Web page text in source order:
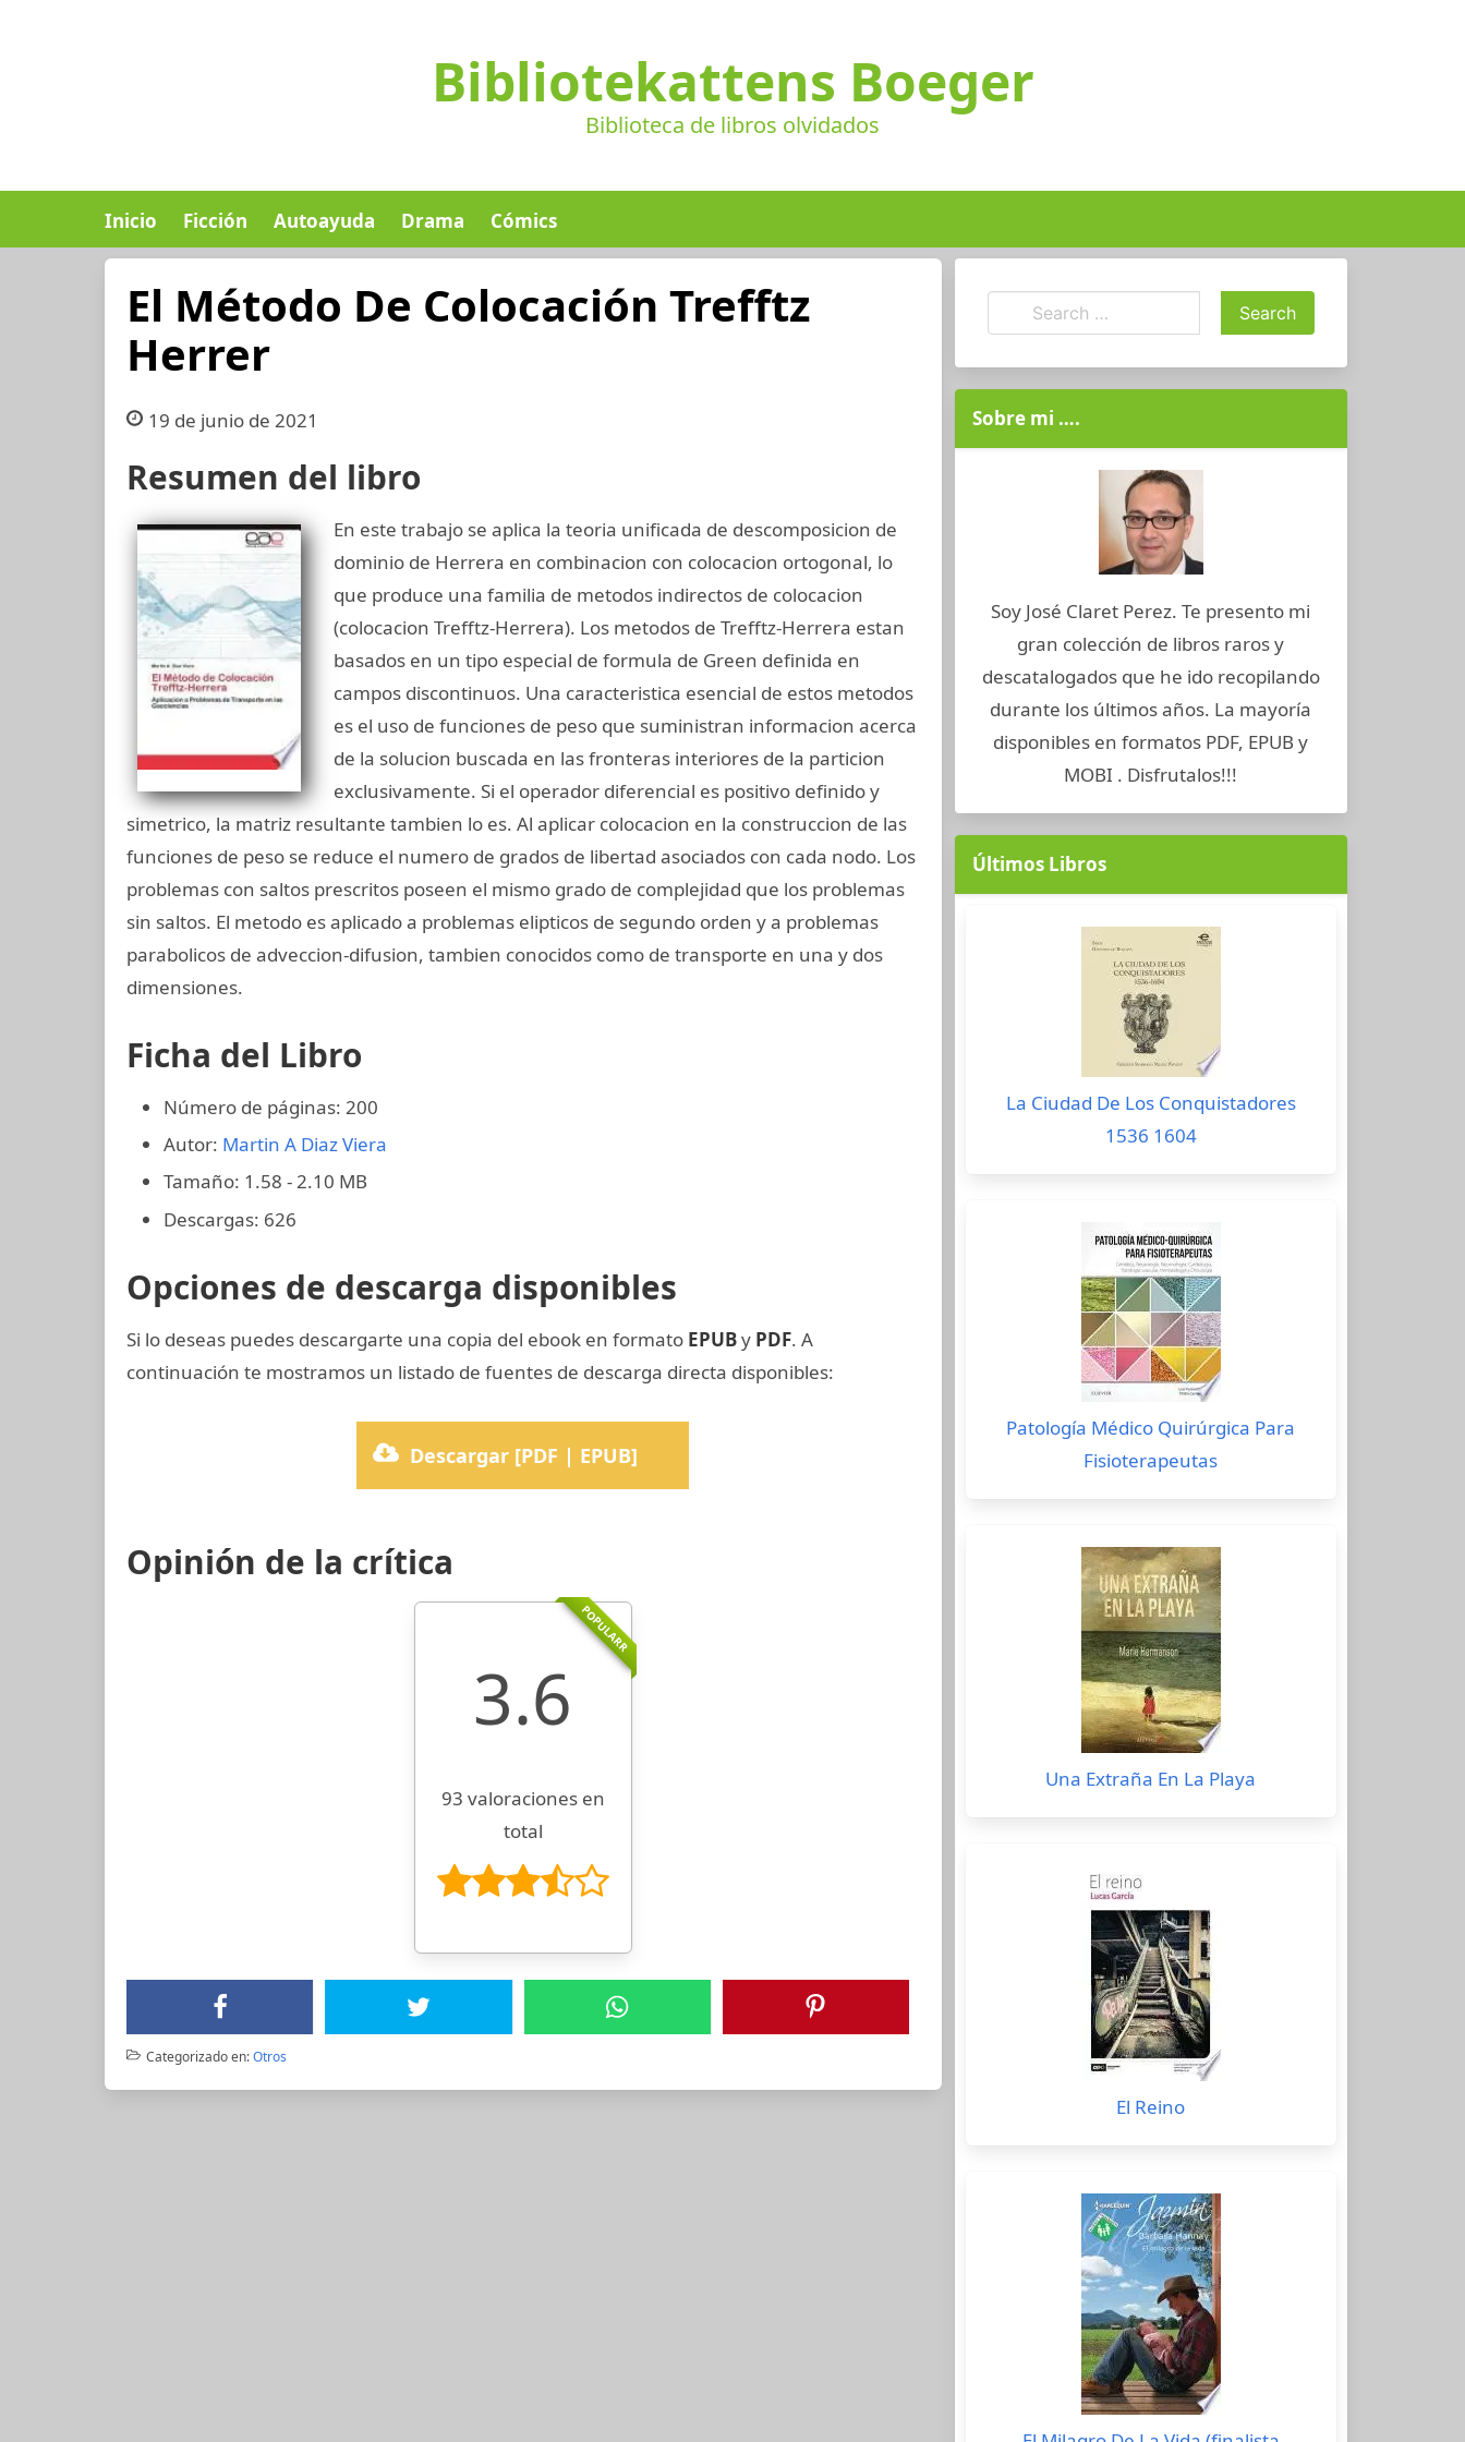
Bibliotekattens Boeger
Biblioteca de libros olvidados
Inicio Ficción Autoayuda Drama Cómics
El Método De Colocación Trefftz
Herrer
19 de junio de 2021
Resumen del libro
En este trabajo se aplica la teoria unificada de descomposicion de
dominio de Herrera en combinacion con colocacion ortogonal, lo
que produce una familia de metodos indirectos de colocacion
(colocacion Trefftz-Herrera). Los metodos de Trefftz-Herrera estan
basados en un tipo especial de formula de Green definida en
campos discontinuos. Una caracteristica esencial de estos metodos
es el uso de funciones de peso que suministran informacion acerca
de la solucion buscada en las fronteras interiores de la particion
exclusivamente. Si el operador diferencial es positivo definido y
simetrico, la matriz resultante tambien lo es. Al aplicar colocacion en la construccion de las
funciones de peso se reduce el numero de grados de libertad asociados con cada nodo. Los
problemas con saltos prescritos poseen el mismo grado de complejidad que los problemas
sin saltos. El metodo es aplicado a problemas elipticos de segundo orden y a problemas
parabolicos de adveccion-difusion, tambien conocidos como de transporte en una y dos
dimensiones.
Ficha del Libro
Número de páginas: 200
Autor: Martin A Diaz Viera
Tamaño: 1.58 - 2.10 MB
Descargas: 626
Opciones de descarga disponibles
Si lo deseas puedes descargarte una copia del ebook en formato EPUBy PDF. A
continuación te mostramos un listado de fuentes de descarga directa disponibles:
Descargar [PDF | EPUB]
Opinión de la crítica
POPULARR
3.6
93 valoraciones en
total
Categorizado en:Otros
Sobre mi ….
Soy José Claret Perez. Te presento mi
gran colección de libros raros y
descatalogados que he ido recopilando
durante los últimos años. La mayoría
disponibles en formatos PDF, EPUB y
MOBI . Disfrutalos!!!
Últimos Libros
La Ciudad De Los Conquistadores
1536 1604
Patología Médico Quirúrgica Para
Fisioterapeutas
Una Extraña En La Playa
El Reino